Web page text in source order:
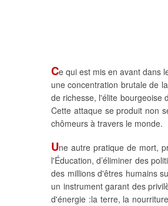
Ce qui est mis en avant dans
une concentration brutale de
de richesse, l'élite bourgeoise
Cette attaque se produit non
chômeurs à travers le
Une autre pratique de mort,
l'Éducation, d’éliminer des
des millions d'êtres humains
un instrument garant des
d'énergie :la terre, la